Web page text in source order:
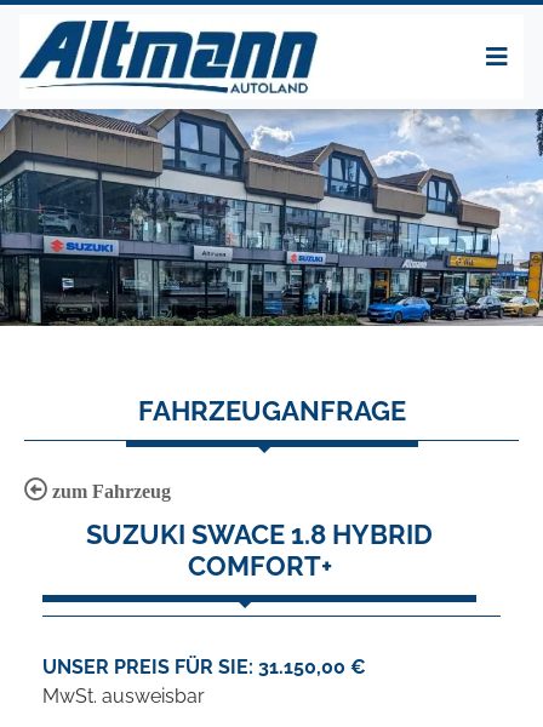
FAHRZEUGANFRAGE
zum Fahrzeug
SUZUKI SWACE 1.8 HYBRID
COMFORT+
UNSER PREIS FÜR SIE: 31.150,00 €
MwSt. ausweisbar